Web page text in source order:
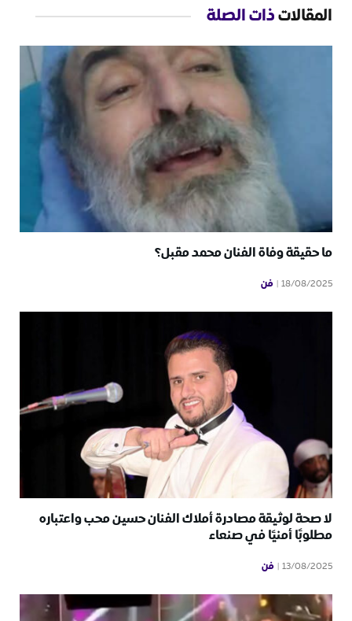
المقالاتذات الصلة
ما حقيقة وفاة الفنان محمد مقبل؟
18/08/2025 فن
لا صحة لوثيقة مصادرة أملاك الفنان حسين محب واعتباره
مطلوبًا أمنيًا في صنعاء
13/08/2025 فن